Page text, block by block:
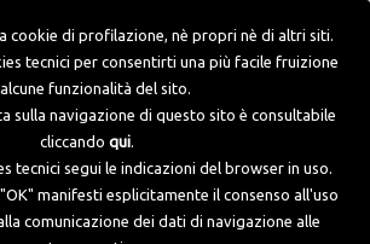
cookie di profilazione, nè propri nè di altri siti.
tecnici per consentirti una più facile fruizione
funzionalità del sito.
sulla navigazione di questo sito è consultabile
cliccando qui.
tecnici segui le indicazioni del browser in uso.
manifesti esplicitamente il consenso all'uso
comunicazione dei dati di navigazione alle
Iniezione Bora Bora S64
Kit Bora S64 6